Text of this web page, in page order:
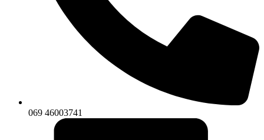
069 46003741